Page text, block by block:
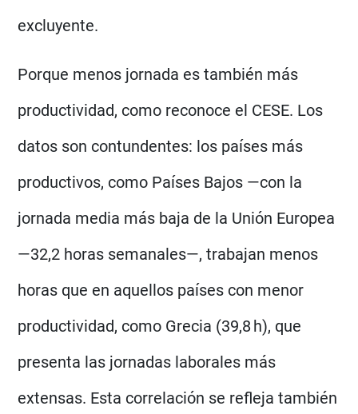
excluyente.
Porque menos jornada es también más
productividad, como reconoce el CESE. Los
datos son contundentes: los países más
productivos, como Países Bajos —con la
jornada media más baja de la Unión Europea
—32,2 horas semanales—, trabajan menos
horas que en aquellos países con menor
productividad, como Grecia (39,8 h), que
presenta las jornadas laborales más
extensas. Esta correlación se refleja también